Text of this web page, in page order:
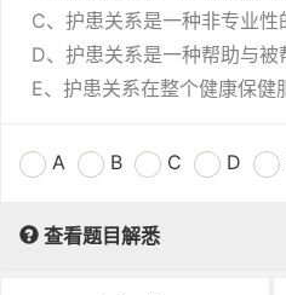
C、护患关系是一种非专业性
D、护患关系是一种帮助与被
E、护患关系在整个健康保健
A B C D
查看题目解悉